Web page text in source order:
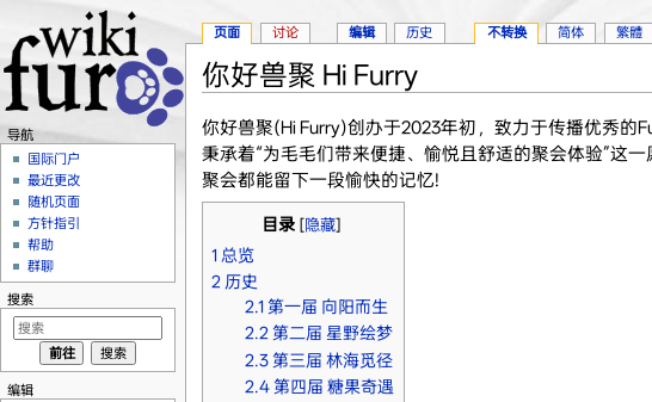
你好兽聚 Hi Furry
你好兽聚(Hi Furry)创办于2023年初，致力于传播优秀的
秉承着“为毛毛们带来便捷、愉悦且舒适的聚会体验”这
聚会都能留下一段愉快的记忆!
目录[隐藏]
1 总览
2 历史
2.1 第一届 向阳而生
2.2第二届 星野绘梦
2.3第三届 林海觅径
2.4第四届 糖果奇遇
页面 讨论 编辑 历史 不转换 简体 繁體
导航
国际门户
最近更改
随机页面
方针指引
帮助
群聊
搜索
编辑